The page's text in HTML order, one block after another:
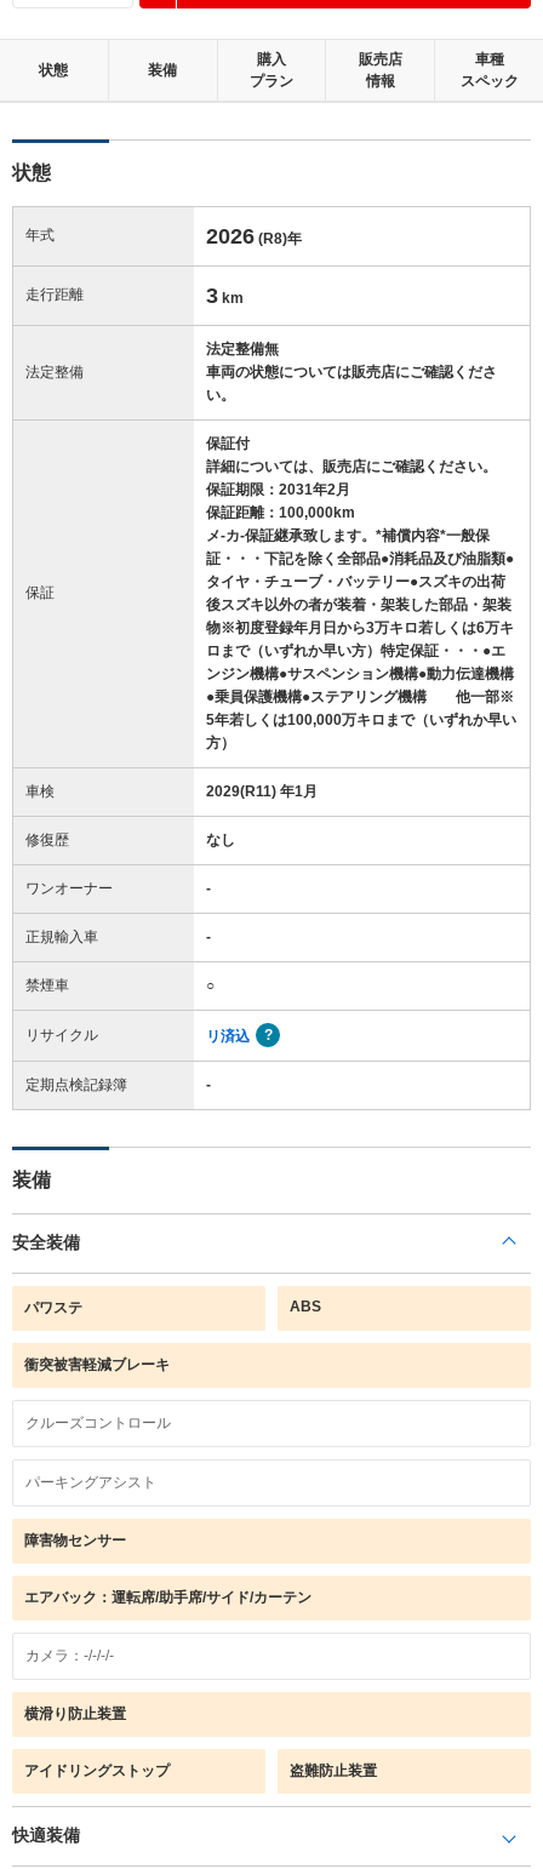
状態 装備
購入
プラン
販売店
情報
車種
スペック
状態
年式 2026 (R8)年
走行距離 3 km
法定整備
法定整備無
車両の状態については販売店にご確認くださ
い。
保証
保証付
詳細については、販売店にご確認ください。
保証期限：2031年2月
保証距離：100,000km
メ-カ-保証継承致します。*補償内容*一般保
証・・・下記を除く全部品●消耗品及び油脂類●
タイヤ・チューブ・バッテリー●スズキの出荷
後スズキ以外の者が装着・架装した部品・架装
物※初度登録年月日から3万キロ若しくは6万キ
ロまで（いずれか早い方）特定保証・・・●エ
ンジン機構●サスペンション機構●動力伝達機構
●乗員保護機構●ステアリング機構 他一部※
5年若しくは100,000万キロまで（いずれか早い
方）
車検 2029(R11) 年1月
修復歴 なし
ワンオーナー -
正規輸入車 -
禁煙車 ○
リサイクル リ済込
定期点検記録簿 -
装備
安全装備
パワステ ABS
衝突被害軽減ブレーキ
クルーズコントロール
パーキングアシスト
障害物センサー
エアバック：運転席/助手席/サイド/カーテン
カメラ：-/-/-/-
横滑り防止装置
アイドリングストップ 盗難防止装置
快適装備